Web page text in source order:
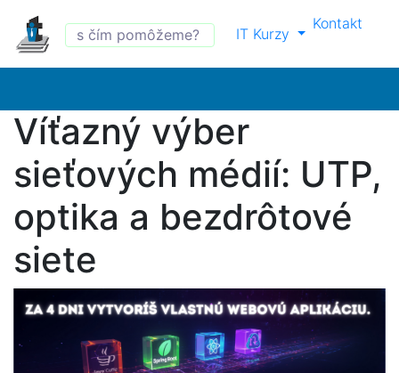
IT Kurzy
Kontakt
Víťazný výber
sieťových médií: UTP,
optika a bezdrôtové
siete